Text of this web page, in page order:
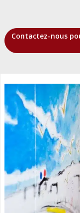
Contactez-nous